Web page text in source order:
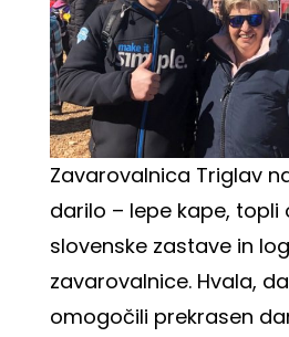
Zavarovalnica Triglav
darilo – lepe kape, topli
slovenske zastave in
zavarovalnice. Hvala,
omogočili prekrasen